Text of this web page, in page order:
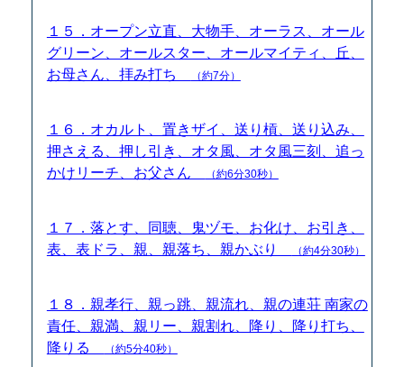
１５．オープン立直、大物手、オーラス、オール
グリーン、オールスター、オールマイティ、丘、
お母さん、拝み打ち
（約7分）
１６．オカルト、置きザイ、送り槓、送り込み、
押さえる、押し引き、オタ風、オタ風三刻、追っ
かけリーチ、お父さん
（約6分30秒）
１７．落とす、同聴、鬼ヅモ、お化け、お引き、
表、表ドラ、親、親落ち、親かぶり
（約4分30秒）
１８．親孝行、親っ跳、親流れ、親の連荘 南家の
責任、親満、親リー、親割れ、降り、降り打ち、
降りる
（約5分40秒）